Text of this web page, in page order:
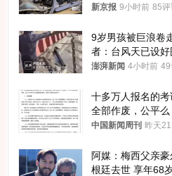
15战斗机残骸以及
新京报 9小时前 85评
9岁男孩被巨浪卷
者：台风天已设好
家四口翻入时保安
澎湃新闻 4小时前 49
十多万人报名的
全部作废，公平么
中国新闻周刊 昨天
阿媒：梅西父亲
根廷去世 享年68